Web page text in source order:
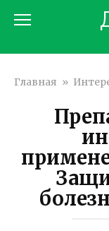
Главная »